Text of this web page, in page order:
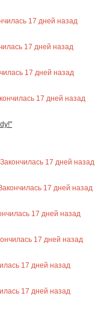
17 дней назад
17 дней назад
17 дней назад
17 дней назад
Закончилась 17 дней назад
17 дней назад
17 дней назад
17 дней назад
17 дней назад
17 дней назад